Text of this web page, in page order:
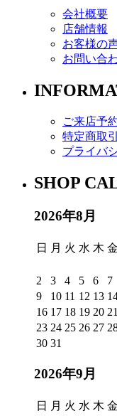
会社概要
店舗情報
お客様の
お問い合
ご来店予
特定商取
プライバ
SHOP
2026年8月
日 月 火 水 木 金
2
3 4 5 6 7
9
10 11 12 13
16 17 18 19 20 21
23 24 25 26 27
30 31
2026年9月
日 月 火 水 木 金